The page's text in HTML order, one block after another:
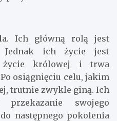
Ich główną rolą jest
Jednak ich życie jest
życie królowej i trwa
osiągnięciu celu, jakim
trutnie zwykle giną. Ich
swojego
następnego pokolenia